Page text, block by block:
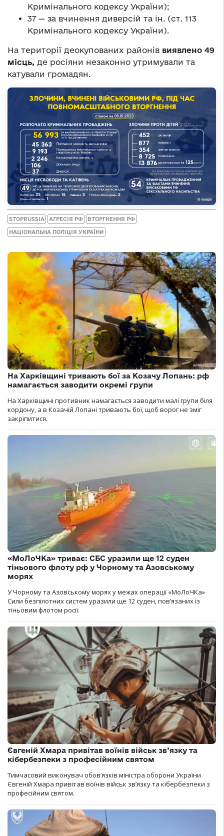
Кримінального кодексу України);
37 — за вчинення диверсій та ін. (ст. 113
Кримінального кодексу України).
На території деокупованих районів виявлено 49
місць, де росіяни незаконно утримували та
катували громадян.
STOPRUSSIA АГРЕСІЯ РФ ВТОРГНЕННЯ РФ
НАЦІОНАЛЬНА ПОЛІЦІЯ УКРАЇНИ
На Харківщині тривають бої за Козачу Лопань: рф
намагається заводити окремі групи
На Харківщині противник намагається заводити малі групи біля
кордону, а в Козачій Лопані тривають бої, щоб ворог не зміг
закріпитися.
«МоЛоЧКа» триває: СБС уразили ще 12 суден
тіньового флоту рф у Чорному та Азовському
морях
У Чорному та Азовському морях у межах операції «МоЛоЧКа»
Сили безпілотних систем уразили ще 12 суден, пов’язаних із
тіньовим флотом росії.
Євгеній Хмара привітав воїнів військ зв’язку та
кібербезпеки з професійним святом
Тимчасовий виконувач обов’язків міністра оборони України
Євгеній Хмара привітав воїнів військ зв’язку та кібербезпеки з
професійним святом.